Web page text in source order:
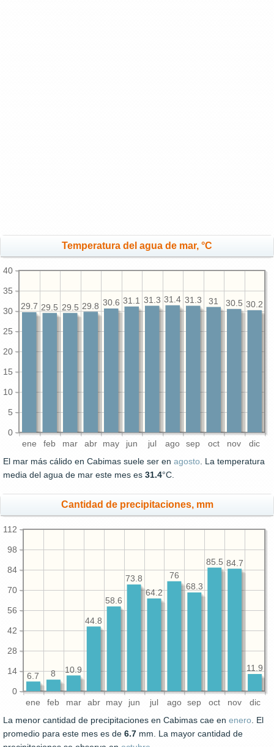
Temperatura del agua de mar, °C
ene feb mar abr may jun jul ago sep oct nov dic
0
5
10
15
20
25
30
35
40
30.2
30.5
31
31.3
31.4
31.3
31.1
30.6
29.8
29.5
29.5
29.7
El mar más cálido en Cabimas suele ser en agosto. La temperatura
media del agua de mar este mes es 31.4°C.
Cantidad de precipitaciones, mm
ene feb mar abr may jun jul ago sep oct nov dic
0
14
28
42
56
70
84
98
112
11.9
84.7
85.5
68.3
76
64.2
73.8
58.6
44.8
10.9
8
6.7
La menor cantidad de precipitaciones en Cabimas cae en enero. El
promedio para este mes es de 6.7 mm. La mayor cantidad de